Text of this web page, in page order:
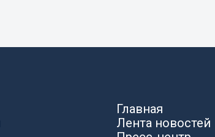
Главная
Лента новостей